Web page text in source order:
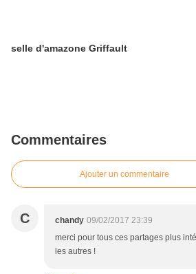
selle d'amazone Griffault
Commentaires
Ajouter un commentaire
C chandy 09/02/2017 23:39
merci pour tous ces partages plus
les autres !